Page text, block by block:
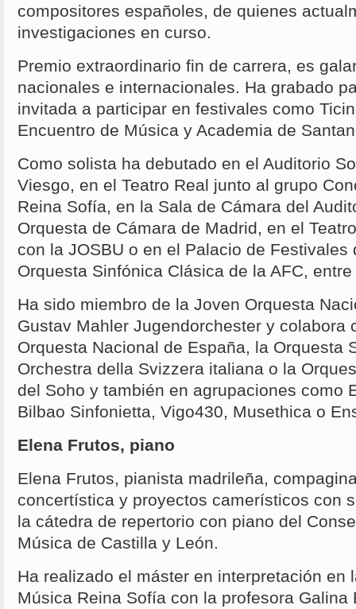
compositores españoles, de quienes
investigaciones en curso.
Premio extraordinario fin de carrera, es
nacionales e internacionales. Ha grabado
invitada a participar en festivales como
Encuentro de Música y Academia de
Como solista ha debutado en el Auditorio
Viesgo, en el Teatro Real junto al grupo
Reina Sofía, en la Sala de Cámara del
Orquesta de Cámara de Madrid, en el
con la JOSBU o en el Palacio de Festivales
Orquesta Sinfónica Clásica de la AFC,
Ha sido miembro de la Joven Orquesta
Gustav Mahler Jugendorchester y colabora
Orquesta Nacional de España, la Orquesta
Orchestra della Svizzera italiana o la
del Soho y también en agrupaciones como
Bilbao Sinfonietta, Vigo430, Musethica o
Elena Frutos, piano
Elena Frutos, pianista madrileña,
concertística y proyectos camerísticos con
la cátedra de repertorio con piano del
Música de Castilla y León.
Ha realizado el máster en interpretación en
Música Reina Sofía con la profesora